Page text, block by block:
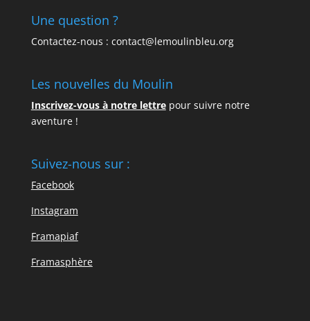
Une question ?
Contactez-nous : contact@lemoulinbleu.org
Les nouvelles du Moulin
Inscrivez-vous à notre lettrepour suivre notre
aventure !
Suivez-nous sur :
Facebook
Instagram
Framapiaf
Framasphère